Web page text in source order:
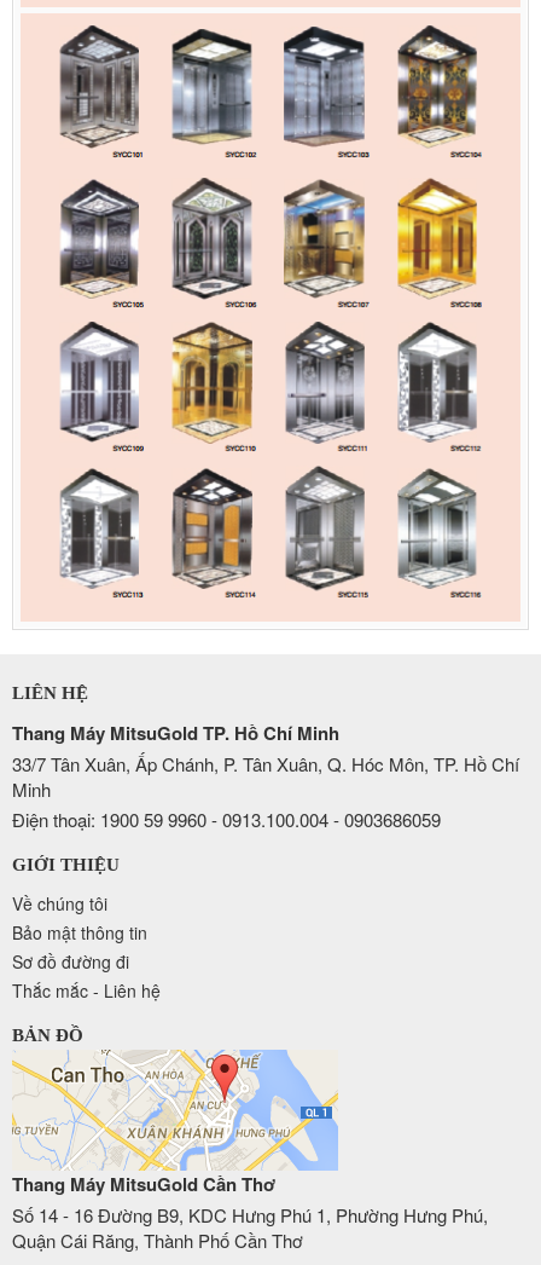
LIÊN HỆ
Thang Máy MitsuGold TP. Hồ Chí Minh
33/7 Tân Xuân, Ấp Chánh, P. Tân Xuân, Q. Hóc Môn, TP. Hồ Chí
Minh
Điện thoại: 1900 59 9960 - 0913.100.004 - 0903686059
GIỚI THIỆU
Về chúng tôi
Bảo mật thông tin
Sơ đồ đường đi
Thắc mắc - Liên hệ
BẢN ĐỒ
Thang Máy MitsuGold Cần Thơ
Số 14 - 16 Đường B9, KDC Hưng Phú 1, Phường Hưng Phú,
Quận Cái Răng, Thành Phố Cần Thơ